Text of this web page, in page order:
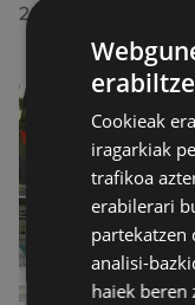
2026/07/30
Cookieak
iragarkiak
trafikoa
erabilerari
partekatzen
analisi-
haiek beren